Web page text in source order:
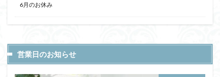
6月のお休み
営業日のお知らせ